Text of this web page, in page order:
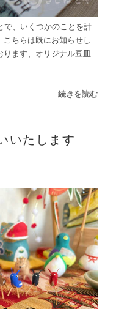
で、いくつかのことを計
ちらは既にお知らせし
ます、オリジナル豆皿
続きを読む
いたします